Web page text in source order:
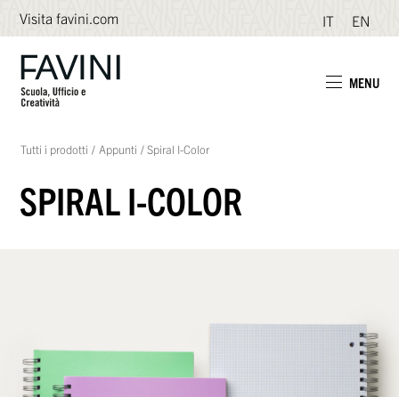
Visita favini.com IT EN
MENU
Tutti i prodotti / Appunti /Spiral I-Color
SPIRAL I-COLOR